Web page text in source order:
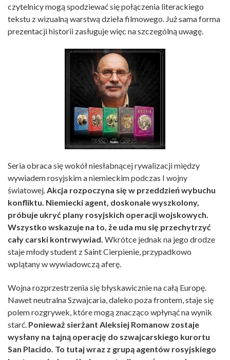
czytelnicy mogą spodziewać się połączenia literackiego
tekstu z wizualną warstwą dzieła filmowego. Już sama forma
prezentacji historii zasługuje więc na szczególną uwagę.
Seria obraca się wokół niesłabnącej rywalizacji między
wywiadem rosyjskim a niemieckim podczas I wojny
światowej.Akcja rozpoczyna się w przeddzień wybuchu
konfliktu. Niemiecki agent, doskonale wyszkolony,
próbuje ukryć plany rosyjskich operacji wojskowych.
Wszystko wskazuje na to, że uda mu się przechytrzyć
cały carski kontrwywiad. Wkrótce jednak na jego drodze
staje młody student z Saint Cierpienie, przypadkowo
wplątany w wywiadowczą aferę.
Wojna rozprzestrzenia się błyskawicznie na całą Europę.
Nawet neutralna Szwajcaria, daleko poza frontem, staje się
polem rozgrywek, które mogą znacząco wpłynąć na wynik
starć. Ponieważ sierżant Aleksiej Romanow zostaje
wysłany na tajną operację do szwajcarskiego kurortu
San Placido. To tutaj wraz z grupą agentów rosyjskiego